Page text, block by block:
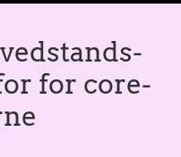
for core-